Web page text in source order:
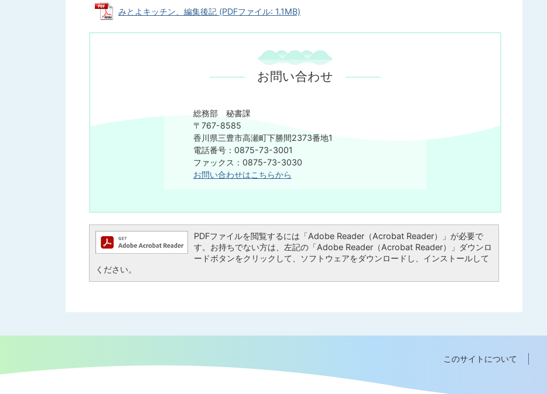
みとよキッチン、編集後記 (PDFファイル: 1.1MB)
お問い合わせ
総務部 秘書課
〒767-8585
香川県三豊市高瀬町下勝間2373番地1
電話番号：0875-73-3001
​​​​​​​ファックス：0875-73-3030
お問い合わせはこちらから
PDFファイルを閲覧するには「Adobe Reader（Acrobat Reader）」が必要で
す。お持ちでない方は、左記の「Adobe Reader（Acrobat Reader）」ダウンロ
ードボタンをクリックして、ソフトウェアをダウンロードし、インストールして
ください。
このサイトについて